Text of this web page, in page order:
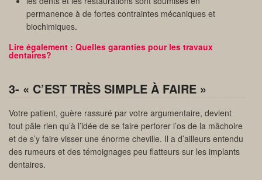
permanence à de fortes contraintes mécaniques et
biochimiques.
Lire également : Quelles garanties pour les travaux
dentaires?
3- « C’EST TRÈS SIMPLE À FAIRE »
Votre patient, guère rassuré par votre argumentaire, devient
tout pâle rien qu’à l’idée de se faire perforer l’os de la mâchoire
et de s’y faire visser une énorme cheville. Il a d’ailleurs entendu
des rumeurs et des témoignages peu flatteurs sur les implants
dentaires.